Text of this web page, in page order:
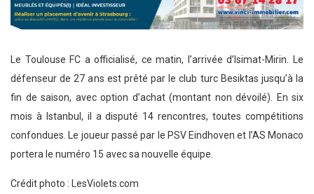
Le Toulouse FC a officialisé, ce matin, l’arrivée d’Isimat-Mirin. Le
défenseur de 27 ans est prêté par le club turc Besiktas jusqu’à la
fin de saison, avec option d’achat (montant non dévoilé). En six
mois à Istanbul, il a disputé 14 rencontres, toutes compétitions
confondues. Le joueur passé par le PSV Eindhoven et l’AS Monaco
portera le numéro 15 avec sa nouvelle équipe.
Crédit photo : LesViolets.com